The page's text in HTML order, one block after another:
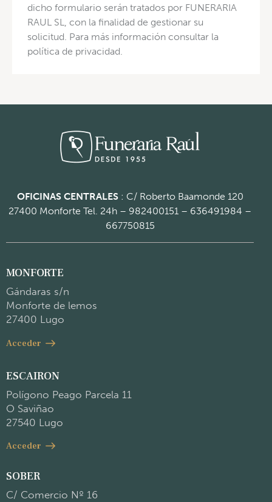
dicho formulario serán tratados por FUNERARIA
RAUL SL, con la finalidad de gestionar su
solicitud. Para más información consultar la
política de privacidad.
OFICINAS CENTRALES : C/ Roberto Baamonde 120
27400 Monforte Tel. 24h – 982400151 – 636491984 –
667750815
MONFORTE
Gándaras s/n
Monforte de lemos
27400 Lugo
Acceder
ESCAIRON
Polígono Peago Parcela 11
O Saviñao
27540 Lugo
Acceder
SOBER
C/ Comercio Nº 16